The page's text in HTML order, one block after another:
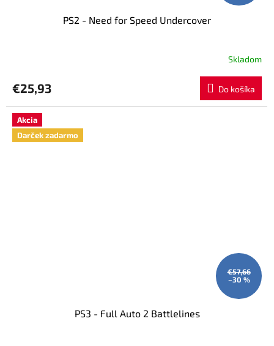
PS2 - Need for Speed Undercover
Skladom
€25,93 Do košíka
Akcia
Darček zadarmo
€57,66
–30 %
PS3 - Full Auto 2 Battlelines